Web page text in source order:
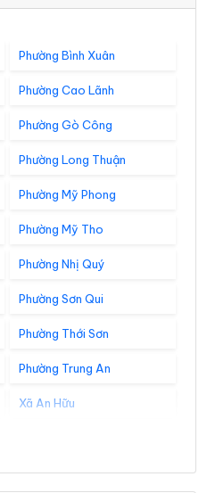
Phường Bình Xuân
Phường Cao Lãnh
Phường Gò Công
Phường Long Thuận
Phường Mỹ Phong
Phường Mỹ Tho
Phường Nhị Quý
Phường Sơn Qui
Phường Thới Sơn
Phường Trung An
Xã An Hữu
Xã Ba Sao